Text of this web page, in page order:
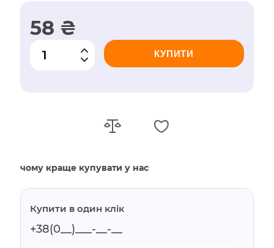
58 ₴
КУПИТИ
чому краще купувати у нас
Купити в один клік